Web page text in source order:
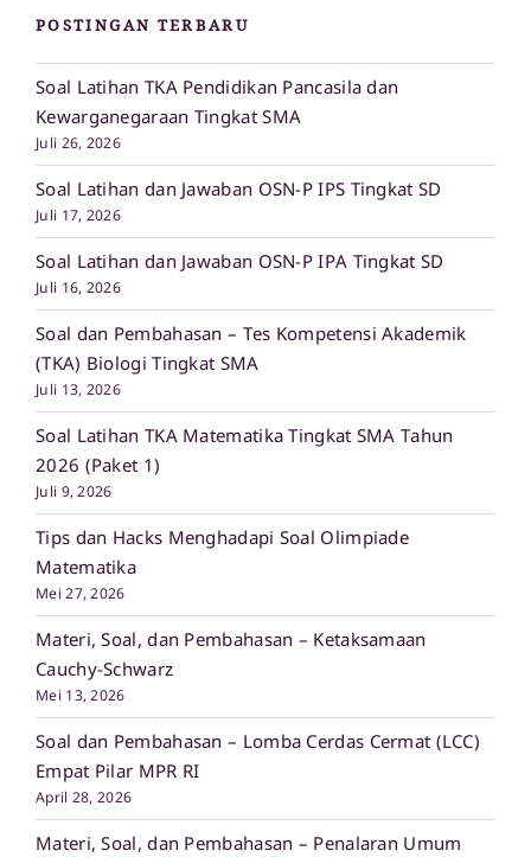
POSTINGAN TERBARU
Soal Latihan TKA Pendidikan Pancasila dan
Kewarganegaraan Tingkat SMA
Juli 26, 2026
Soal Latihan dan Jawaban OSN-P IPS Tingkat SD
Juli 17, 2026
Soal Latihan dan Jawaban OSN-P IPA Tingkat SD
Juli 16, 2026
Soal dan Pembahasan – Tes Kompetensi Akademik
(TKA) Biologi Tingkat SMA
Juli 13, 2026
Soal Latihan TKA Matematika Tingkat SMA Tahun
2026 (Paket 1)
Juli 9, 2026
Tips dan Hacks Menghadapi Soal Olimpiade
Matematika
Mei 27, 2026
Materi, Soal, dan Pembahasan – Ketaksamaan
Cauchy-Schwarz
Mei 13, 2026
Soal dan Pembahasan – Lomba Cerdas Cermat (LCC)
Empat Pilar MPR RI
April 28, 2026
Materi, Soal, dan Pembahasan – Penalaran Umum